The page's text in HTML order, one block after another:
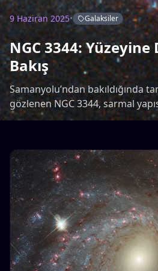
9 Haziran 2025• Galaksiler
NGC 3344:
Bakış
Samanyolu’ndan bakıldığında
gözlenen NGC 3344, sarmal
bölgeleriyle etkileyici bir